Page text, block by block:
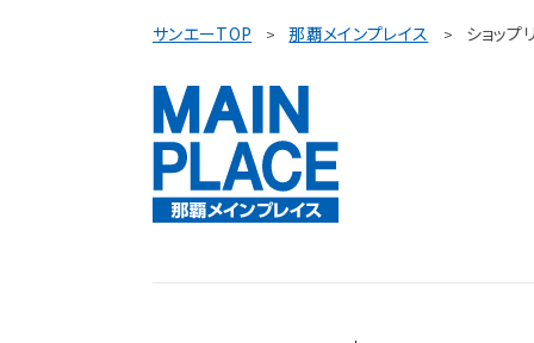
サンエーTOP 那覇メインプレイス ショップ